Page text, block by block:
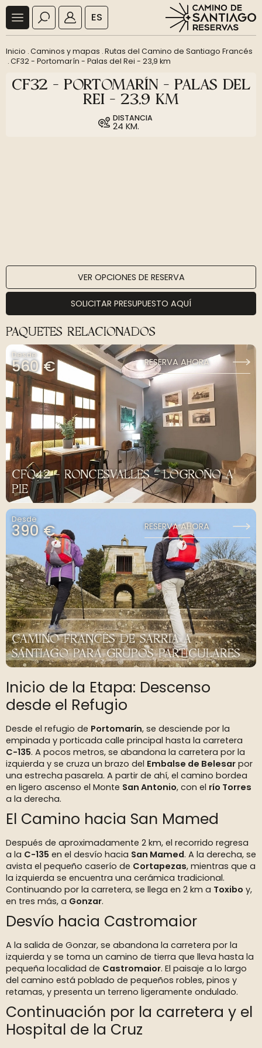
ES
Inicio .Caminos y mapas .Rutas del Camino de Santiago Francés
.CF32 - Portomarín - Palas del Rei - 23,9 km
CF32 - PORTOMARÍN - PALAS DEL
REI - 23,9 KM
DISTANCIA
24 KM.
VER OPCIONES DE RESERVA
SOLICITAR PRESUPUESTO AQUÍ
PAQUETES RELACIONADOS
Desde
560 € RESERVA AHORA
CF042 - RONCESVALLES - LOGROÑO A
PIE
Desde
390 € RESERVA AHORA
CAMINO FRANCÉS DE SARRIA A
SANTIAGO PARA GRUPOS PARTICULARES
Inicio de la Etapa: Descenso
desde el Refugio
Desde el refugio de Portomarín, se desciende por la
empinada y porticada calle principal hasta la carretera
C-135. A pocos metros, se abandona la carretera por la
izquierda y se cruza un brazo del Embalse de Belesar por
una estrecha pasarela. A partir de ahí, el camino bordea
en ligero ascenso el Monte San Antonio, con el río Torres
a la derecha.
El Camino hacia San Mamed
Después de aproximadamente 2 km, el recorrido regresa
a la C-135 en el desvío hacia San Mamed. A la derecha, se
avista el pequeño caserío de Cortapezas, mientras que a
la izquierda se encuentra una cerámica tradicional.
Continuando por la carretera, se llega en 2 km a Toxibo y,
en tres más, a Gonzar.
Desvío hacia Castromaior
A la salida de Gonzar, se abandona la carretera por la
izquierda y se toma un camino de tierra que lleva hasta la
pequeña localidad de Castromaior. El paisaje a lo largo
del camino está poblado de pequeños robles, pinos y
retamas, y presenta un terreno ligeramente ondulado.
Continuación por la carretera y el
Hospital de la Cruz